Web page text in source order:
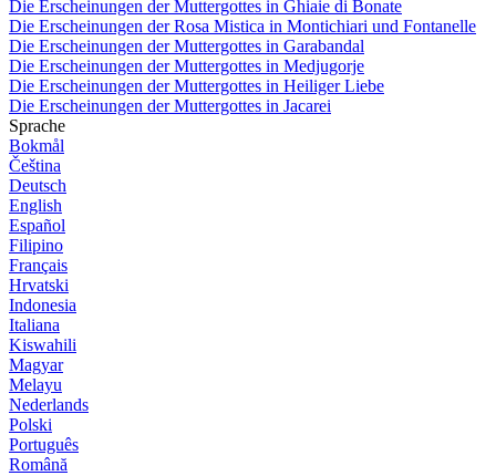
Die Erscheinungen der Muttergottes in Ghiaie di Bonate
Die Erscheinungen der Rosa Mistica in Montichiari und Fontanelle
Die Erscheinungen der Muttergottes in Garabandal
Die Erscheinungen der Muttergottes in Medjugorje
Die Erscheinungen der Muttergottes in Heiliger Liebe
Die Erscheinungen der Muttergottes in Jacarei
Sprache
Bokmål
Čeština
Deutsch
English
Español
Filipino
Français
Hrvatski
Indonesia
Italiana
Kiswahili
Magyar
Melayu
Nederlands
Polski
Português
Română